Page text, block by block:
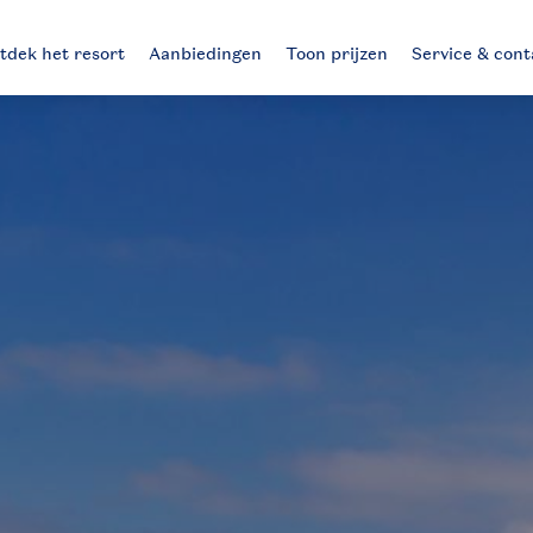
het resort Aanbiedingen Toon prijzen Service &